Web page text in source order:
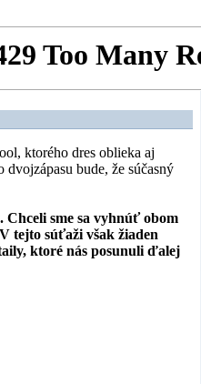
ktorého dres oblieka aj
bude, že súčasný
sme sa vyhnúť obom
tejto súťaži však žiaden
ktoré nás posunuli ďalej